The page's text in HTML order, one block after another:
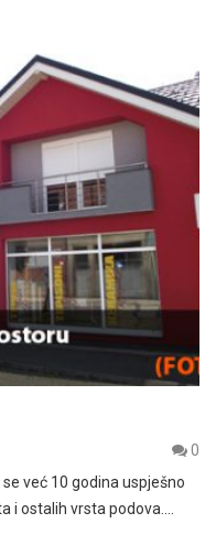
0
već 10 godina uspješno
i ostalih vrsta podova.…